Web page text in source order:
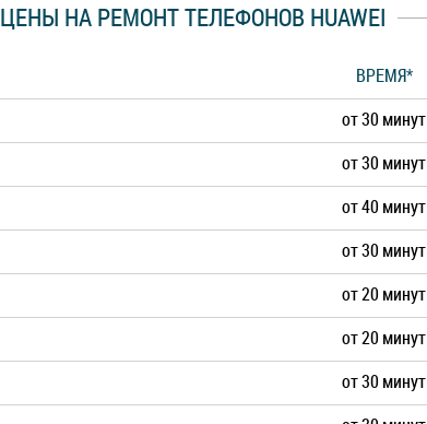
ЦЕНЫ НА РЕМОНТ ТЕЛЕФОНОВ HUAWEI
ВРЕМЯ*
от 30 минут
от 30 минут
от 40 минут
от 30 минут
от 20 минут
от 20 минут
от 30 минут